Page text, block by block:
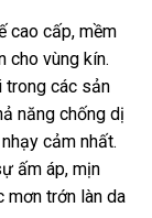
cao cấp, mềm
cho vùng kín.
trong các sản
năng chống dị
cảm nhất.
ấm áp, mịn
mơn trớn làn da